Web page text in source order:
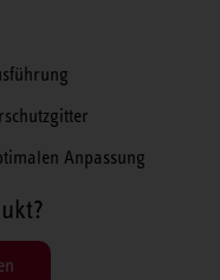
Anpassung